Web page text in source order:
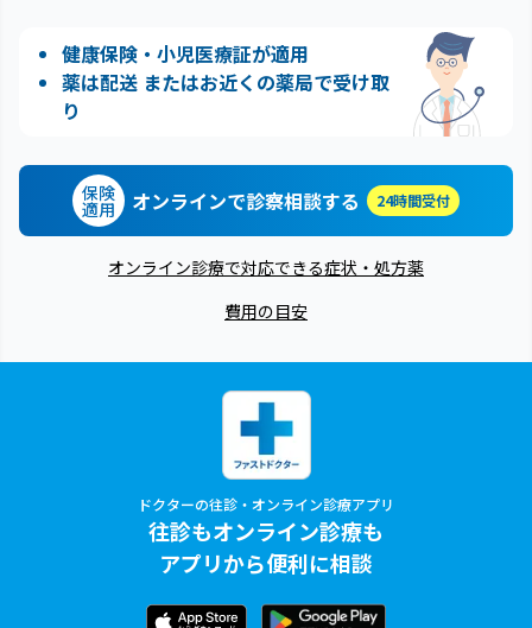
健康保険・小児医療証が適用
薬は配送 またはお近くの薬局で受け取
り
保険
適用 オンラインで診察相談する 24時間受付
オンライン診療で対応できる症状・処方薬
費用の目安
ドクターの往診・オンライン診療アプリ
往診もオンライン診療も
アプリから便利に相談